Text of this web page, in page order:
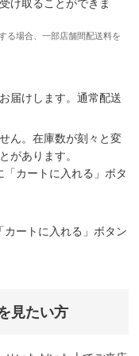
け取ることができま
る場合、一部店舗間配送料を
届けします。通常配送
ん。在庫数が刻々と変
があります。
カートに入れる」ボタ
ートに入れる」ボタン
見たい方